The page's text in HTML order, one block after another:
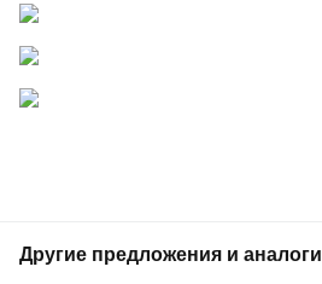
Другие предложения и аналоги